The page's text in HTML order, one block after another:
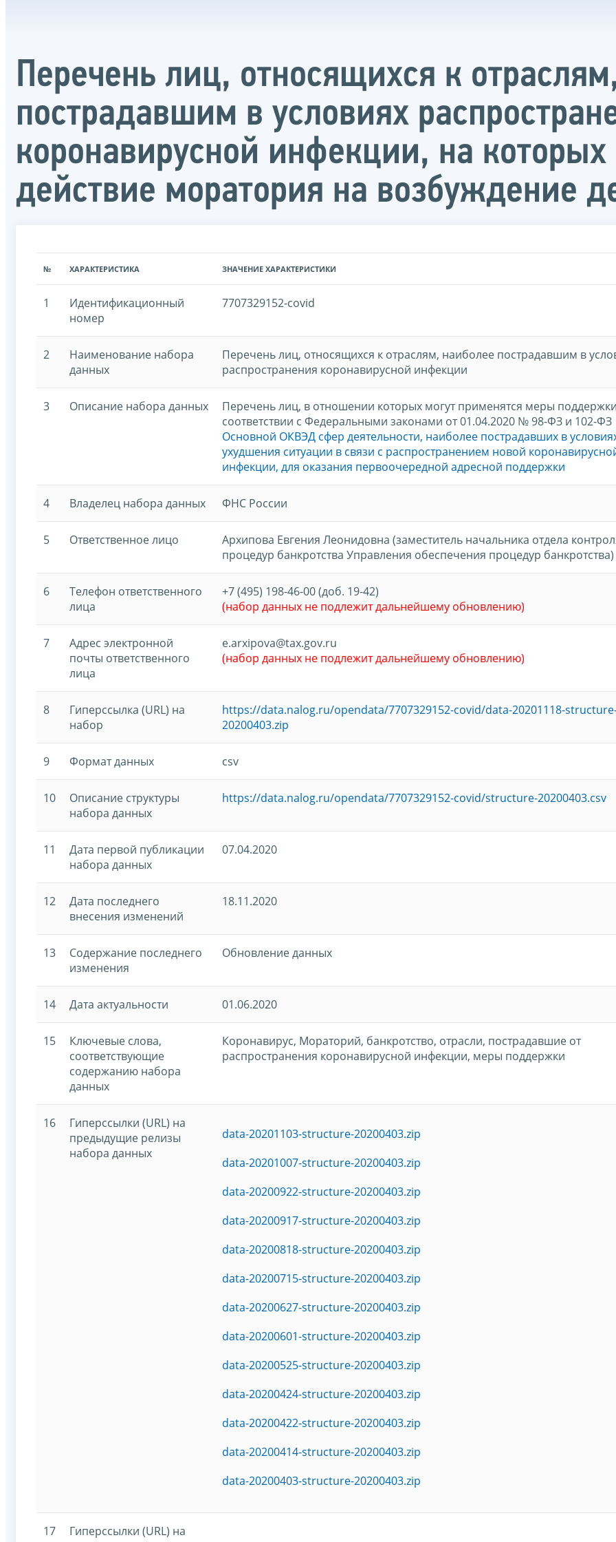
Перечень лиц, относящихся к
пострадавшим в условиях
коронавирусной инфекции, на которых
действие моратория на возбуждение
№ ХАРАКТЕРИСТИКА ЗНАЧЕНИЕ ХАРАКТЕРИСТИКИ
1
Идентификационный
номер
7707329152-covid
2
Наименование набора
данных
Перечень лиц, относящихся к отраслям, наиболее пострадавшим в
распространения коронавирусной инфекции
3 Описание набора данных
Перечень лиц, в отношении которых могут применятся меры
соответствии с Федеральными законами от 01.04.2020 № 98-ФЗ и 102-ФЗ
Основной ОКВЭД сфер деятельности, наиболее пострадавших в
ухудшения ситуации в связи с распространением новой
инфекции, для оказания первоочередной адресной поддержки
4 Владелец набора данных ФНС России
5 Ответственное лицо
Архипова Евгения Леонидовна (заместитель начальника отдела
процедур банкротства Управления обеспечения процедур банкротства)
6
Телефон ответственного
лица
+7 (495) 198-46-00 (доб. 19-42)
(набор данных не подлежит дальнейшему обновлению)
7
Адрес электронной
почты ответственного
лица
e.arxipova@tax.gov.ru
(набор данных не подлежит дальнейшему обновлению)
8
Гиперссылка (URL) на
набор
https://data.nalog.ru/opendata/7707329152-covid/data-20201118-
20200403.zip
9 Формат данных csv
10
Описание структуры
набора данных
https://data.nalog.ru/opendata/7707329152-covid/structure-20200403.csv
11
Дата первой публикации
набора данных
07.04.2020
12
Дата последнего
внесения изменений
18.11.2020
13
Содержание последнего
изменения
Обновление данных
14 Дата актуальности 01.06.2020
15
Ключевые слова,
соответствующие
содержанию набора
данных
Коронавирус, Мораторий, банкротство, отрасли, пострадавшие от
распространения коронавирусной инфекции, меры поддержки
16
Гиперссылки (URL) на
предыдущие релизы
набора данных
data-20201103-structure-20200403.zip
data-20201007-structure-20200403.zip
data-20200922-structure-20200403.zip
data-20200917-structure-20200403.zip
data-20200818-structure-20200403.zip
data-20200715-structure-20200403.zip
data-20200627-structure-20200403.zip
data-20200601-structure-20200403.zip
data-20200525-structure-20200403.zip
data-20200424-structure-20200403.zip
data-20200422-structure-20200403.zip
data-20200414-structure-20200403.zip
data-20200403-structure-20200403.zip
17
Гиперссылки (URL) на